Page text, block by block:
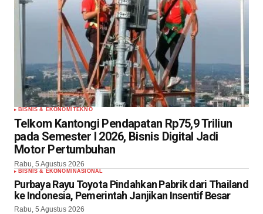
BISNIS & EKONOMI TEKNO
Telkom Kantongi Pendapatan Rp75,9 Triliun
pada Semester I 2026, Bisnis Digital Jadi
Motor Pertumbuhan
Rabu, 5 Agustus 2026
BISNIS & EKONOMI NASIONAL
Purbaya Rayu Toyota Pindahkan Pabrik dari Thailand
ke Indonesia, Pemerintah Janjikan Insentif Besar
Rabu, 5 Agustus 2026